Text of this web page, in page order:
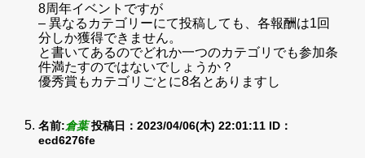
8周年イベントですが
– 異なるカテゴリーにて投稿しても、各報酬は1回
分しか獲得できません。
と書いてあるのでどれか一つのカテゴリでも参加条
件満たすのではないでしょうか？
優秀賞もカテゴリごとに8名とありますし
名前:倉葉 投稿日：2023/04/06(木) 22:01:11 ID：
ecd6276fe